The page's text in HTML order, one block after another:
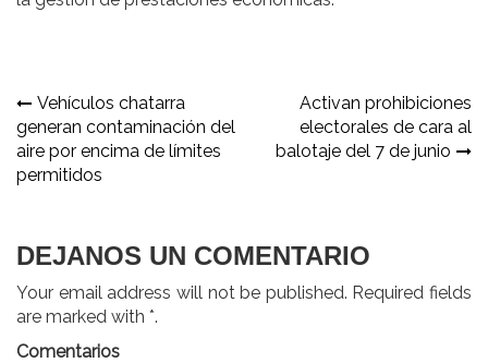
Navegación
de
entradas
Vehículos chatarra
generan contaminación del
aire por encima de límites
permitidos
Activan prohibiciones
electorales de cara al
balotaje del 7 de junio
DEJANOS UN COMENTARIO
Your email address will not be published. Required fields
are marked with *.
Comentarios